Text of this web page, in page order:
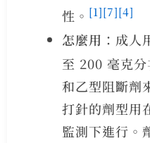
性。 [1][7][4]
怎麼用 ：成人
至 200 毫克
和乙型阻斷劑
打針的劑型用
監測下進行。